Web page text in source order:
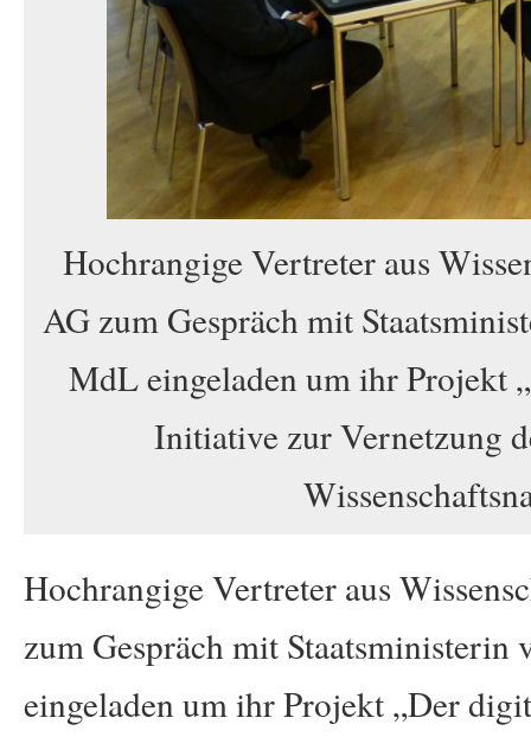
Hochrangige Vertreter aus
AG zum Gespräch mit
MdL eingeladen um ihr Projekt
Initiative zur Vernetzung
Hochrangige Vertreter aus
zum Gespräch mit
eingeladen um ihr Projekt „Der